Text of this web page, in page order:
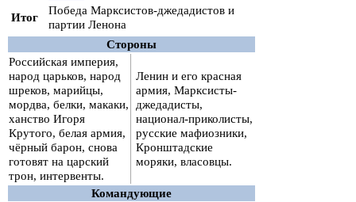
Итог
Победа Марксистов-джедадистов и
партии Ленона
Стороны
Российская империя,
народ царьков, народ
шреков, марийцы,
мордва, белки, макаки,
ханство Игоря
Крутого, белая армия,
чёрный барон, снова
готовят на царский
трон, интервенты.
Ленин и его красная
армия, Марксисты-
джедадисты,
национал-приколисты,
русские мафиозники,
Кронштадские
моряки, власовцы.
Командующие